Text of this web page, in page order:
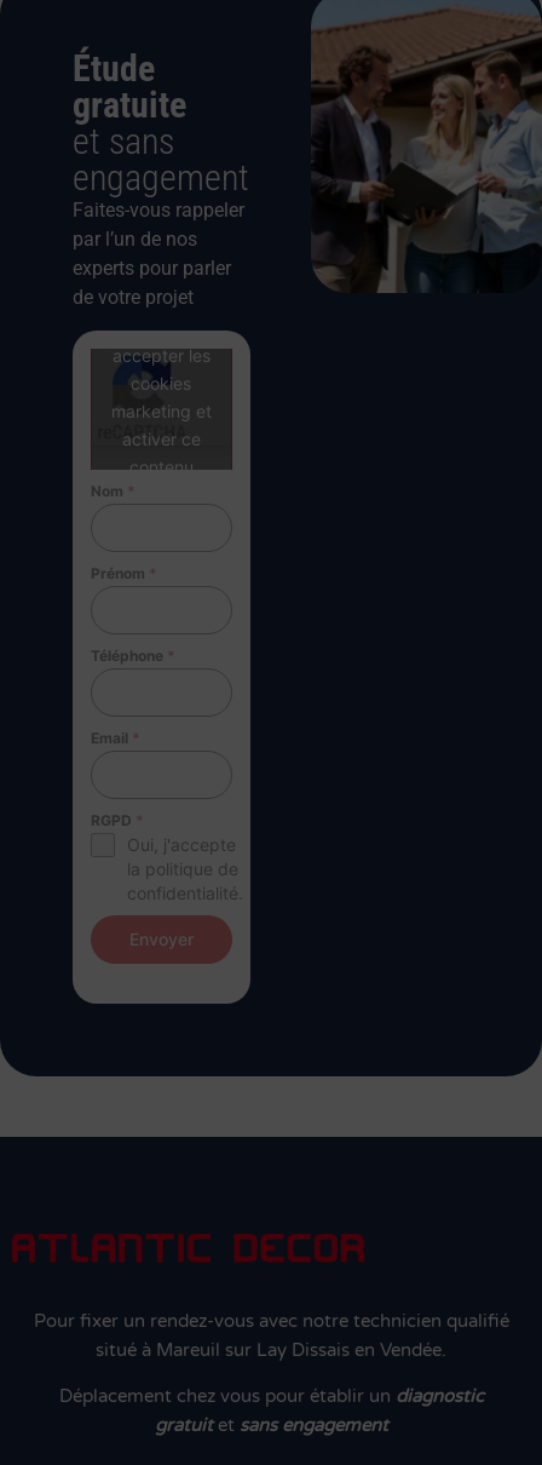
Étude
gratuite
et sans
engagement
Faites-vous rappeler
par l’un de nos
experts pour parler
de votre projet
Cliquez pour
accepter les
cookies
marketing et
activer ce
contenu
Nom *
Prénom *
Téléphone *
Email *
RGPD *
Oui, j'accepte
la politique de
confidentialité.
Envoyer
Pour fixer un rendez-vous avec notre technicien qualifié
situé à Mareuil sur Lay Dissais en Vendée.
Déplacement chez vous pour établir un diagnostic
gratuitet sans engagement